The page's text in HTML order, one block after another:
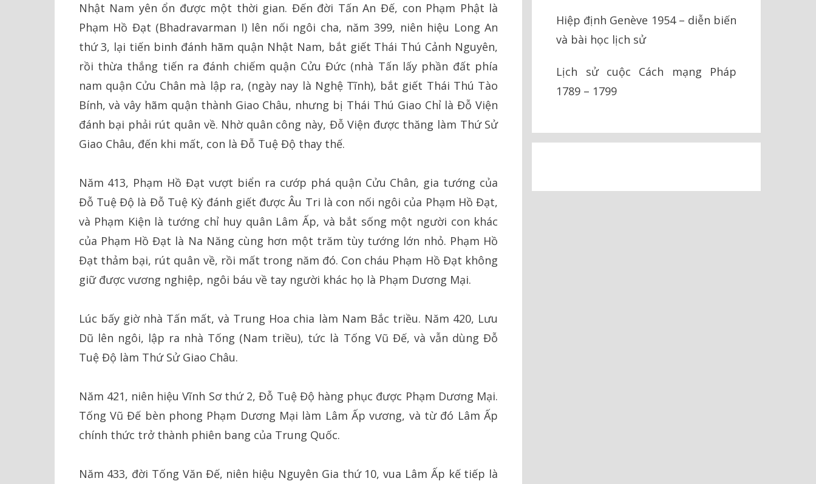
Nhật Nam yên ổn được một thời gian. Đến đời Tấn An Đế, con Phạm Phật là
Phạm Hồ Đạt (Bhadravarman I) lên nối ngôi cha, năm 399, niên hiệu Long An
thứ 3, lại tiến binh đánh hãm quận Nhật Nam, bắt giết Thái Thú Cảnh Nguyên,
rồi thừa thắng tiến ra đánh chiếm quận Cửu Đức (nhà Tấn lấy phần đất phía
nam quận Cửu Chân mà lập ra, (ngày nay là Nghệ Tĩnh), bắt giết Thái Thú Tào
Bính, và vây hãm quận thành Giao Châu, nhưng bị Thái Thú Giao Chỉ là Đỗ Viện
đánh bại phải rút quân về. Nhờ quân công này, Đỗ Viện được thăng làm Thứ Sử
Giao Châu, đến khi mất, con là Đỗ Tuệ Độ thay thế.
Năm 413, Phạm Hồ Đạt vượt biển ra cướp phá quận Cửu Chân, gia tướng của
Đỗ Tuệ Độ là Đỗ Tuệ Kỳ đánh giết được Âu Tri là con nối ngôi của Phạm Hồ Đạt,
và Phạm Kiện là tướng chỉ huy quân Lâm Ấp, và bắt sống một người con khác
của Phạm Hồ Đạt là Na Năng cùng hơn một trăm tùy tướng lớn nhỏ. Phạm Hồ
Đạt thảm bại, rút quân về, rồi mất trong năm đó. Con cháu Phạm Hồ Đạt không
giữ được vương nghiệp, ngôi báu về tay người khác họ là Phạm Dương Mại.
Lúc bấy giờ nhà Tấn mất, và Trung Hoa chia làm Nam Bắc triều. Năm 420, Lưu
Dũ lên ngôi, lập ra nhà Tống (Nam triều), tức là Tống Vũ Đế, và vẫn dùng Đỗ
Tuệ Độ làm Thứ Sử Giao Châu.
Năm 421, niên hiệu Vĩnh Sơ thứ 2, Đỗ Tuệ Độ hàng phục được Phạm Dương Mại.
Tống Vũ Đế bèn phong Phạm Dương Mại làm Lâm Ấp vương, và từ đó Lâm Ấp
chính thức trở thành phiên bang của Trung Quốc.
Năm 433, đời Tống Văn Đế, niên hiệu Nguyên Gia thứ 10, vua Lâm Ấp kế tiếp là
Hiệp định Genève 1954 – diễn biến
và bài học lịch sử
Lịch sử cuộc Cách mạng Pháp
1789 – 1799